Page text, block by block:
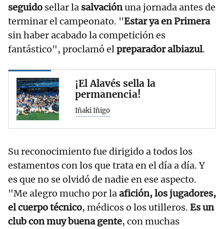
seguido sellar la salvaciónuna jornada antes de
terminar el campeonato. "Estar ya en Primera
sin haber acabado la competición es
fantástico", proclamó elpreparador albiazul.
¡El Alavés sella la
permanencia!
Iñaki Iñigo
Su reconocimiento fue dirigido a todos los
estamentos con los que trata en el día a día. Y
es que no se olvidó de nadie en ese aspecto.
"Me alegro mucho por laafición, los jugadores,
el cuerpo técnico, médicos o los utilleros. Es un
club con muy buena gente, con muchas